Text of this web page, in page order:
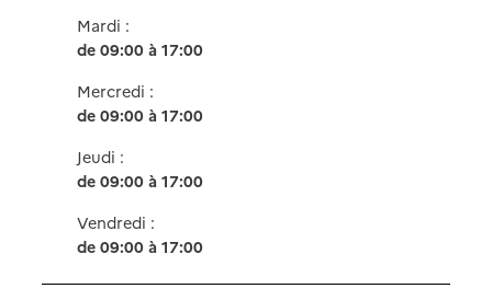
Mardi :
de 09:00 à 17:00
Mercredi :
de 09:00 à 17:00
Jeudi :
de 09:00 à 17:00
Vendredi :
de 09:00 à 17:00